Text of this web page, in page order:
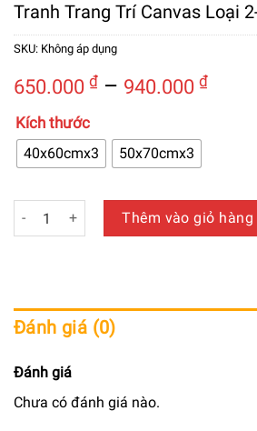
Tranh Trang Trí Canvas Loại
SKU: Không áp dụng
650.000 ₫ – 940.000 ₫
Kích thước
40x60cmx3 50x70cmx3
Tranh Trang Trí Canvas Loại 2-1B89
Thêm vào giỏ hàng
Đánh giá (0)
Đánh giá
Chưa có đánh giá nào.